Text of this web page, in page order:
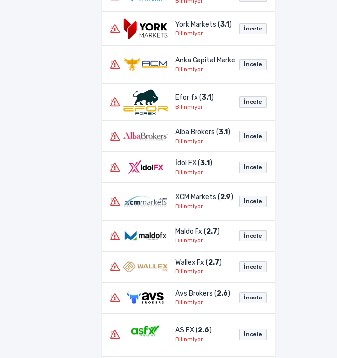
York Markets (3.1)
Bilinmiyor
İncele
Anka Capital Markets (3.1)
Bilinmiyor
İncele
Efor fx (3.1)
Bilinmiyor
İncele
Alba Brokers (3.1)
Bilinmiyor
İncele
İdol FX (3.1)
Bilinmiyor
İncele
XCM Markets (2.9)
Bilinmiyor
İncele
Maldo Fx (2.7)
Bilinmiyor
İncele
Wallex Fx (2.7)
Bilinmiyor
İncele
Avs Brokers (2.6)
Bilinmiyor
İncele
AS FX (2.6)
Bilinmiyor
İncele